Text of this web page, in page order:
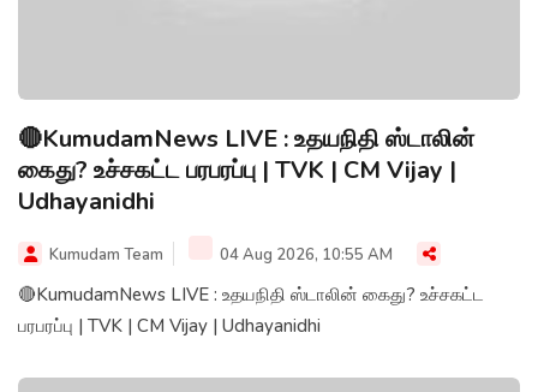
🔴KumudamNews LIVE : உதயநிதி ஸ்டாலின்
கைது? உச்சகட்ட பரபரப்பு | TVK | CM Vijay |
Udhayanidhi
Kumudam Team 04 Aug 2026, 10:55 AM
🔴KumudamNews LIVE : உதயநிதி ஸ்டாலின் கைது? உச்சகட்ட
பரபரப்பு | TVK | CM Vijay | Udhayanidhi